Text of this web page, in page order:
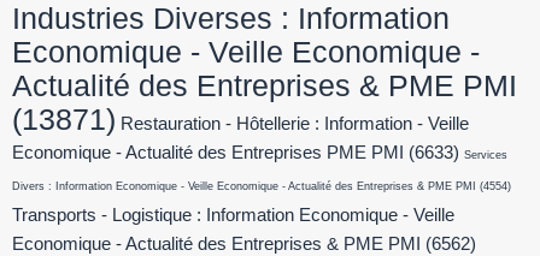
Industries Diverses : Information
Economique - Veille Economique -
Actualité des Entreprises & PME PMI
(13871) Restauration - Hôtellerie : Information - Veille
Economique - Actualité des Entreprises PME PMI
(6633) Services
Divers : Information Economique - Veille Economique - Actualité des Entreprises & PME PMI (4554)
Transports - Logistique : Information Economique - Veille
Economique - Actualité des Entreprises & PME PMI
(6562)